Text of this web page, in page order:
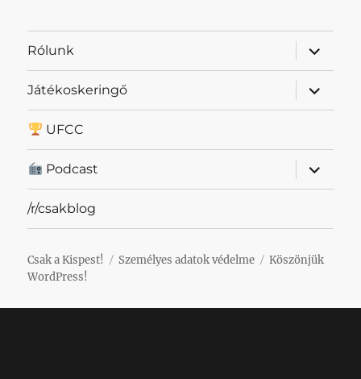
Rólunk
almenü
Játékoskeringő
almenü
UFCC
Podcast
almenü
/r/csakblog
Csak a Kispest! Személyes adatok védelme
Köszönjük
WordPress!